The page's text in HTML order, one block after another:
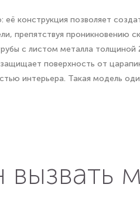
её конструкция позволяет
препятствуя
с листом металла
поверхность от
интерьера. Такая модель